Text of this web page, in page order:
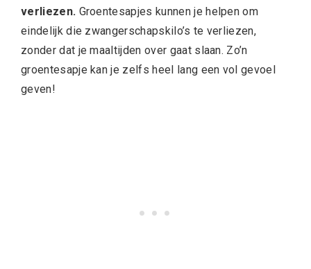
verliezen. Groentesapjes kunnen je helpen om
eindelijk die zwangerschapskilo’s te verliezen,
zonder dat je maaltijden over gaat slaan. Zo’n
groentesapje kan je zelfs heel lang een vol gevoel
geven!